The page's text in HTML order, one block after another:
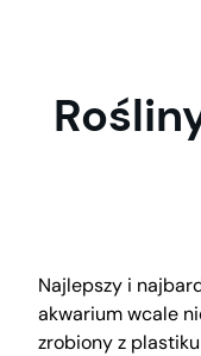
Najlepszy i
akwarium wcale
zrobiony z